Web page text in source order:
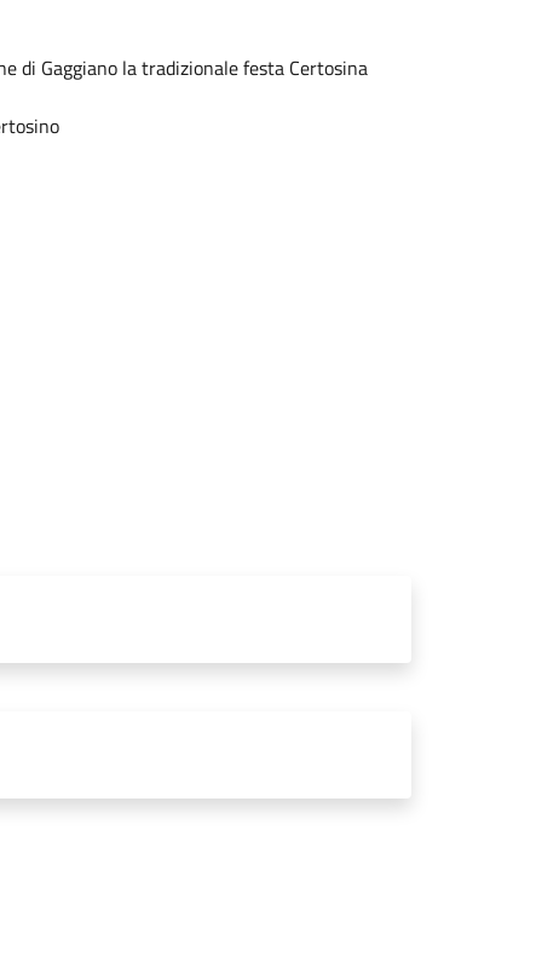
di Gaggiano la tradizionale festa Certosina